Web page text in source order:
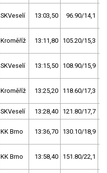
SKVeselí 13:03,50 96.90/14,1
Kroměříž 13:11,80 105.20/15,3
SKVeselí 13:15,50 108.90/15,9
Kroměříž 13:25,20 118.60/17,3
SKVeselí 13:28,40 121.80/17,7
KK Brno 13:36,70 130.10/18,9
KK Brno 13:58,40 151.80/22,1